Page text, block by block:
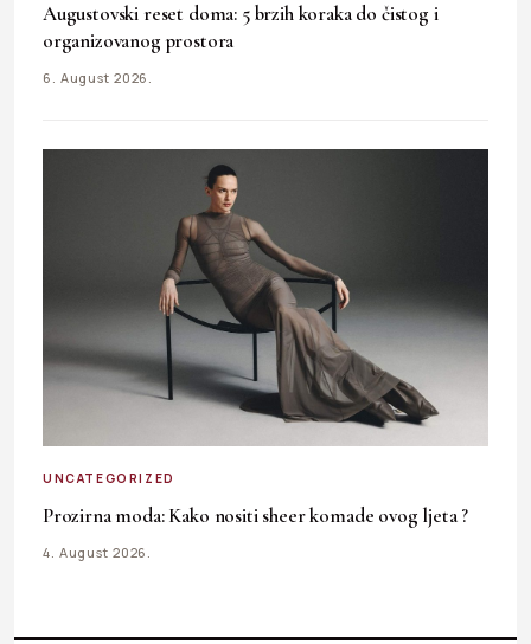
Augustovski reset doma: 5 brzih koraka do čistog i
organizovanog prostora
6. August 2026.
UNCATEGORIZED
Prozirna moda: Kako nositi sheer komade ovog ljeta ?
4. August 2026.